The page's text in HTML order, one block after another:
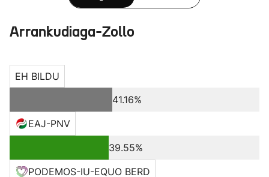
Arrankudiaga-Zollo
EH BILDU
41.16%
EAJ-PNV
39.55%
PODEMOS-IU-EQUO BERD